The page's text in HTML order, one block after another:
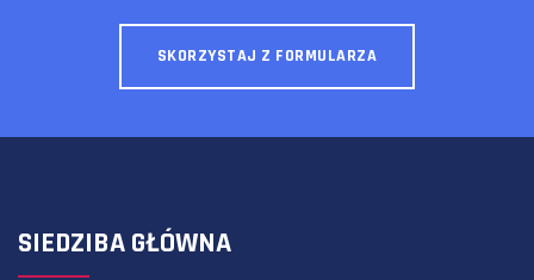
SKORZYSTAJ Z FORMULARZA
SIEDZIBA GŁÓWNA